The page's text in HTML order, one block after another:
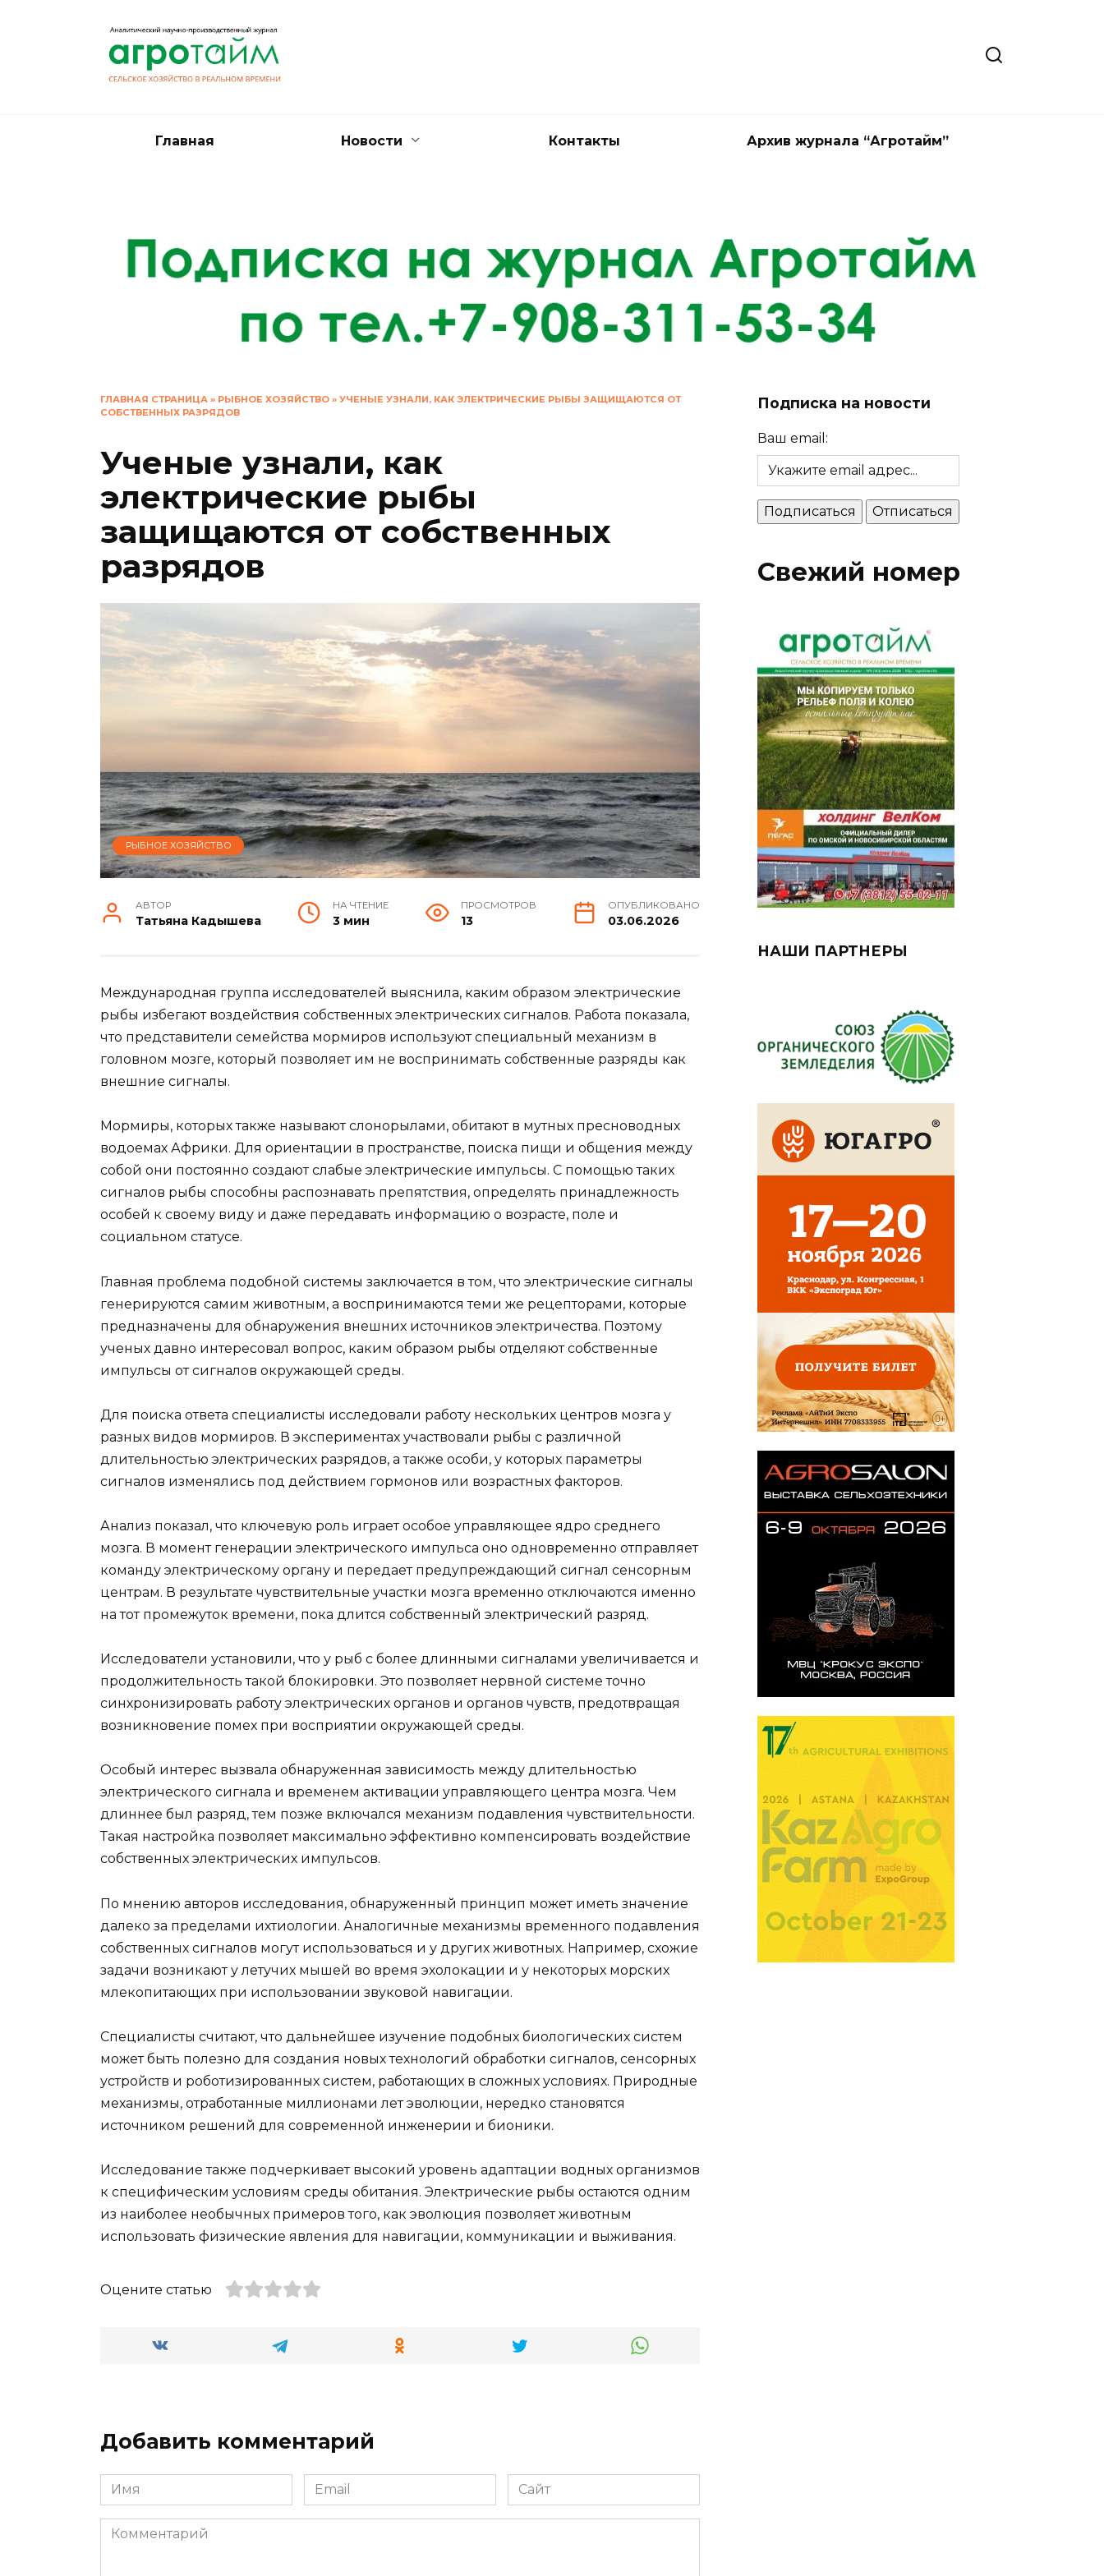
Главная Новости Контакты Архив журнала “Агротайм”
ГЛАВНАЯ СТРАНИЦА » РЫБНОЕ ХОЗЯЙСТВО » УЧЕНЫЕ УЗНАЛИ, КАК ЭЛЕКТРИЧЕСКИЕ РЫБЫ ЗАЩИЩАЮТСЯ ОТ
СОБСТВЕННЫХ РАЗРЯДОВ
Ученые узнали, как
электрические рыбы
защищаются от собственных
разрядов
РЫБНОЕ ХОЗЯЙСТВО
АВТОР
Татьяна Кадышева
НА ЧТЕНИЕ
3 мин
ПРОСМОТРОВ
13
ОПУБЛИКОВАНО
03.06.2026
Международная группа исследователей выяснила, каким образом электрические
рыбы избегают воздействия собственных электрических сигналов. Работа показала,
что представители семейства мормиров используют специальный механизм в
головном мозге, который позволяет им не воспринимать собственные разряды как
внешние сигналы.
Мормиры, которых также называют слонорылами, обитают в мутных пресноводных
водоемах Африки. Для ориентации в пространстве, поиска пищи и общения между
собой они постоянно создают слабые электрические импульсы. С помощью таких
сигналов рыбы способны распознавать препятствия, определять принадлежность
особей к своему виду и даже передавать информацию о возрасте, поле и
социальном статусе.
Главная проблема подобной системы заключается в том, что электрические сигналы
генерируются самим животным, а воспринимаются теми же рецепторами, которые
предназначены для обнаружения внешних источников электричества. Поэтому
ученых давно интересовал вопрос, каким образом рыбы отделяют собственные
импульсы от сигналов окружающей среды.
Для поиска ответа специалисты исследовали работу нескольких центров мозга у
разных видов мормиров. В экспериментах участвовали рыбы с различной
длительностью электрических разрядов, а также особи, у которых параметры
сигналов изменялись под действием гормонов или возрастных факторов.
Анализ показал, что ключевую роль играет особое управляющее ядро среднего
мозга. В момент генерации электрического импульса оно одновременно отправляет
команду электрическому органу и передает предупреждающий сигнал сенсорным
центрам. В результате чувствительные участки мозга временно отключаются именно
на тот промежуток времени, пока длится собственный электрический разряд.
Исследователи установили, что у рыб с более длинными сигналами увеличивается и
продолжительность такой блокировки. Это позволяет нервной системе точно
синхронизировать работу электрических органов и органов чувств, предотвращая
возникновение помех при восприятии окружающей среды.
Особый интерес вызвала обнаруженная зависимость между длительностью
электрического сигнала и временем активации управляющего центра мозга. Чем
длиннее был разряд, тем позже включался механизм подавления чувствительности.
Такая настройка позволяет максимально эффективно компенсировать воздействие
собственных электрических импульсов.
По мнению авторов исследования, обнаруженный принцип может иметь значение
далеко за пределами ихтиологии. Аналогичные механизмы временного подавления
собственных сигналов могут использоваться и у других животных. Например, схожие
задачи возникают у летучих мышей во время эхолокации и у некоторых морских
млекопитающих при использовании звуковой навигации.
Специалисты считают, что дальнейшее изучение подобных биологических систем
может быть полезно для создания новых технологий обработки сигналов, сенсорных
устройств и роботизированных систем, работающих в сложных условиях. Природные
механизмы, отработанные миллионами лет эволюции, нередко становятся
источником решений для современной инженерии и бионики.
Исследование также подчеркивает высокий уровень адаптации водных организмов
к специфическим условиям среды обитания. Электрические рыбы остаются одним
из наиболее необычных примеров того, как эволюция позволяет животным
использовать физические явления для навигации, коммуникации и выживания.
Оцените статью
Добавить комментарий
Имя
*
Email
*
Сайт
Комментарий
Подписка на новости
Ваш email:
Свежий номер
НАШИ ПАРТНЕРЫ